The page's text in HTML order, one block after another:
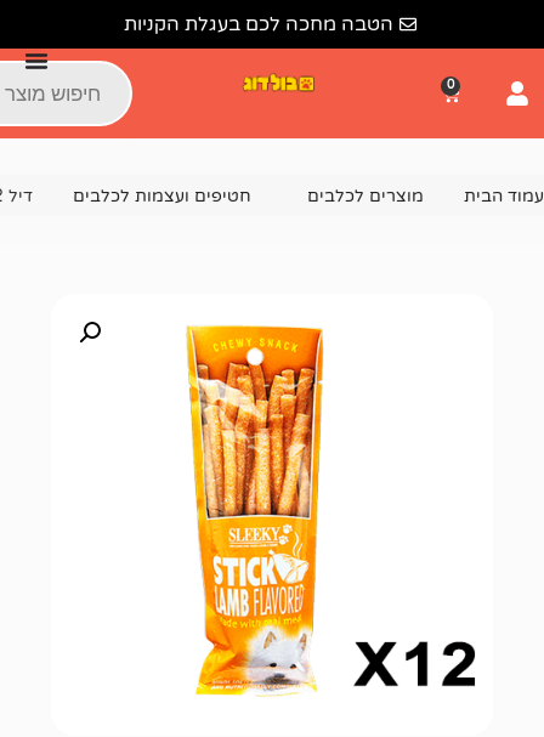
הטבה מחכה לכם בעגלת הקניות
לכלבים חטיפים ועצמות לכלבים דיל 12 יח' חטיף סליקי מקלות לכלב בטעם כבש 📦